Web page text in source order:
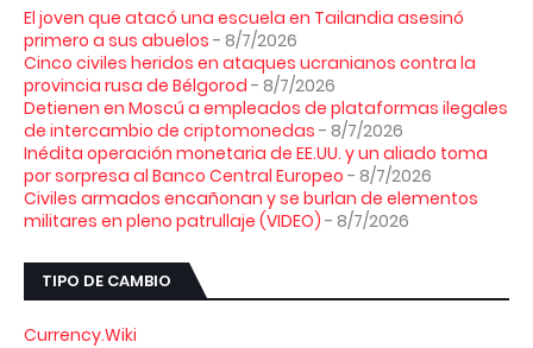
El joven que atacó una escuela en Tailandia asesinó
primero a sus abuelos - 8/7/2026
Cinco civiles heridos en ataques ucranianos contra la
provincia rusa de Bélgorod - 8/7/2026
Detienen en Moscú a empleados de plataformas ilegales
de intercambio de criptomonedas - 8/7/2026
Inédita operación monetaria de EE.UU. y un aliado toma
por sorpresa al Banco Central Europeo - 8/7/2026
Civiles armados encañonan y se burlan de elementos
militares en pleno patrullaje (VIDEO) - 8/7/2026
TIPO DE CAMBIO
Currency.Wiki